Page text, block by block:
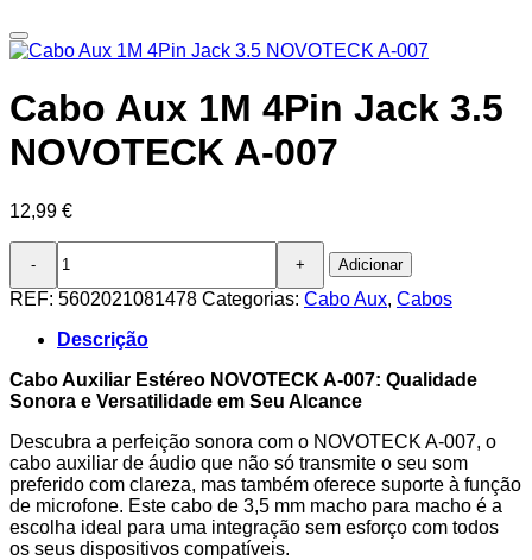
Cabo Aux 1M 4Pin Jack 3.5
NOVOTECK A-007
12,99 €
Quantidade
Cabo
Jack
3.5
A-
007
Adicionar
REF: 5602021081478 Categorias: Cabo Aux, Cabos
Descrição
Cabo Auxiliar Estéreo NOVOTECK A-007: Qualidade
Sonora e Versatilidade em Seu Alcance
Descubra a perfeição sonora com o NOVOTECK A-007, o
cabo auxiliar de áudio que não só transmite o seu som
preferido com clareza, mas também oferece suporte à função
de microfone. Este cabo de 3,5 mm macho para macho é a
escolha ideal para uma integração sem esforço com todos
os seus dispositivos compatíveis.